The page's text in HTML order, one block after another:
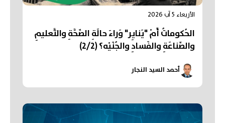
الأربعاء 5 آب 2026
الحُكوماتُ أَمْ "يَنايِر" وَراءَ حالَةِ الصِّحَّةِ والتَّعليمِ
والصِّناعَةِ والفَسادِ والجُنَيْه؟ (2/2)
أحمد السيد النجار